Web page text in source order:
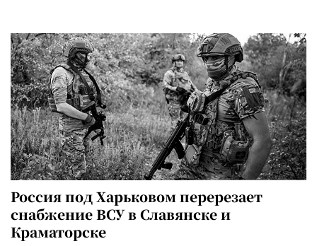
Россия под Харьковом перерезает
снабжение ВСУ в Славянске и
Краматорске